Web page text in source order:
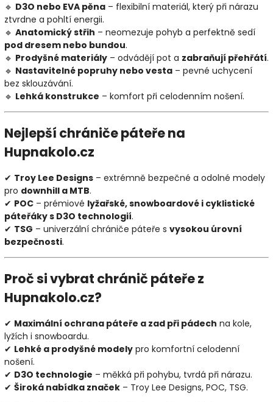
🔹 D3O nebo EVA pěna – flexibilní materiál, který při nárazu
ztvrdne a pohltí energii.
🔹 Anatomický střih – neomezuje pohyb a perfektně sedí
pod dresem nebo bundou.
🔹 Prodyšné materiály – odvádějí pot a zabraňují přehřátí.
🔹 Nastavitelné popruhy nebo vesta – pevné uchycení
bez sklouzávání.
🔹 Lehká konstrukce – komfort při celodenním nošení.
Nejlepší chrániče páteře na
Hupnakolo.cz
✔ Troy Lee Designs – extrémně bezpečné a odolné modely
pro downhill a MTB.
✔ POC – prémiové lyžařské, snowboardové i cyklistické
páteřáky s D3O technologií.
✔ TSG – univerzální chrániče páteře s vysokou úrovní
bezpečnosti.
Proč si vybrat chránič páteře z
Hupnakolo.cz?
✔ Maximální ochrana páteře a zad při pádech na kole,
lyžích i snowboardu.
✔ Lehké a prodyšné modely pro komfortní celodenní
nošení.
✔ D3O technologie – měkká při pohybu, tvrdá při nárazu.
✔ Široká nabídka značek – Troy Lee Designs, POC, TSG.